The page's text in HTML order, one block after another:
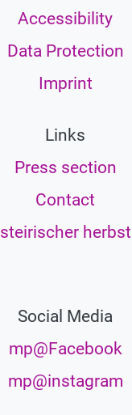
Accessibility
Data Protection
Imprint
Links
Press section
Contact
steirischer herbst
Social Media
mp@Facebook
mp@instagram